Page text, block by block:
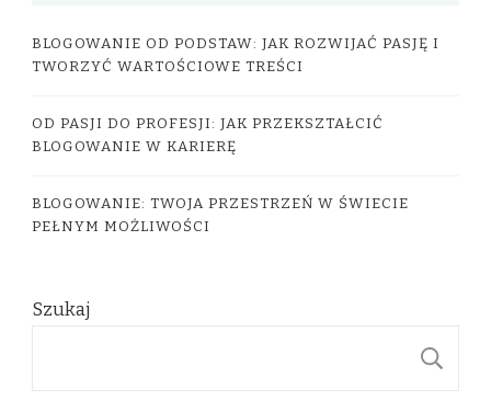
BLOGOWANIE OD PODSTAW: JAK ROZWIJAĆ PASJĘ I
TWORZYĆ WARTOŚCIOWE TREŚCI
OD PASJI DO PROFESJI: JAK PRZEKSZTAŁCIĆ
BLOGOWANIE W KARIERĘ
BLOGOWANIE: TWOJA PRZESTRZEŃ W ŚWIECIE
PEŁNYM MOŻLIWOŚCI
Szukaj